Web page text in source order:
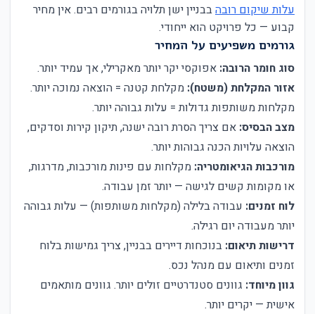
עלות שיקום רובהבבניין ישן תלויה בגורמים רבים. אין מחיר
קבוע — כל פרויקט הוא ייחודי.
גורמים משפיעים על המחיר
סוג חומר הרובה: אפוקסי יקר יותר מאקרילי, אך עמיד יותר.
אזור המקלחת (משטח): מקלחת קטנה = הוצאה נמוכה יותר.
מקלחות משותפות גדולות = עלות גבוהה יותר.
מצב הבסיס: אם צריך הסרת רובה ישנה, תיקון קירות וסדקים,
הוצאה עלויות הכנה גבוהות יותר.
מורכבות הגיאומטריה: מקלחות עם פינות מורכבות, מדרגות,
או מקומות קשים לגישה — יותר זמן עבודה.
לוח זמנים: עבודה בלילה (מקלחות משותפות) — עלות גבוהה
יותר מעבודה יום רגילה.
דרישות תיאום: בנוכחות דיירים בבניין, צריך גמישות בלוח
זמנים ותיאום עם מנהל נכס.
גוון מיוחד: גוונים סטנדרטיים זולים יותר. גוונים מותאמים
אישית — יקרים יותר.